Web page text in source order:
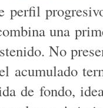
perfil
una
No
acumulado
de fondo,